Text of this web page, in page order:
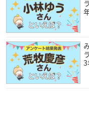
（引用：
松本保典さんは千葉県
おり、今年で63歳を迎え
元々は映画製作を目指
ばスタッフにつながる
3